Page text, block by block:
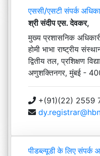
एससी/एसटी संपर्क
श्री संदीप एस. देवकर,
मुख्य प्रशासनिक
होमी भाभा राष्ट्रीय
द्वितीय तल, प्रशिक्षण
अणुशक्तिनगर, मुंबई -
+(91)(22) 2559
पीडब्ल्यूडी के लिए संपर्क